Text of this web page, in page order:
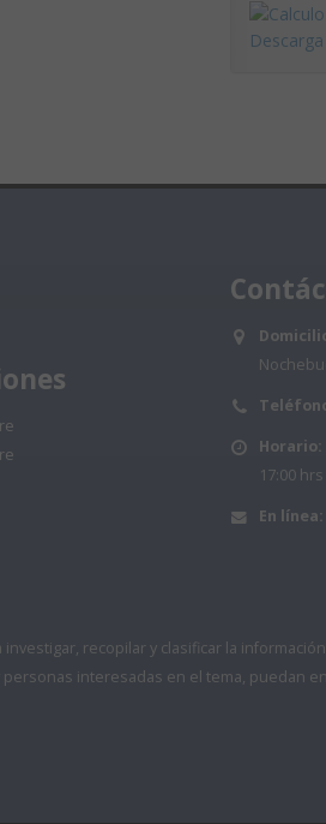
Horario:
17:00 hrs
En línea:
recopilar y clasificar la
interesadas en el tema, puedan